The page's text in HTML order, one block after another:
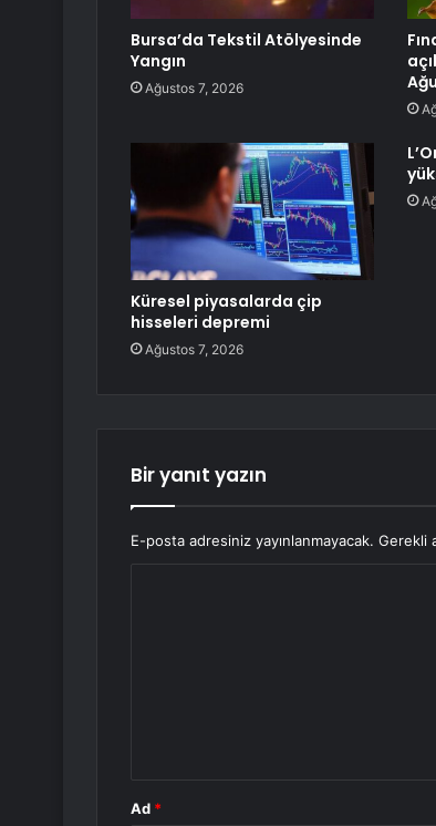
Bursa’da Tekstil Atölyesinde
Yangın
Ağustos 7, 2026
Küresel piyasalarda çip
hisseleri depremi
Ağustos 7, 2026
Bir yanıt yazın
E-posta adresiniz yayınlanmayacak. Gerekli
Ad *